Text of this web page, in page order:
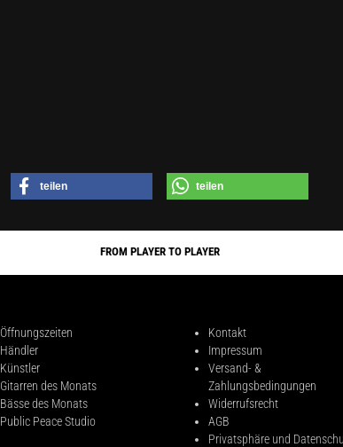
teilen teilen
FROM PLAYER TO PLAYER
Öffnungszeiten
Händler
Künstler
Gitarren des Monats
Bässe des Monats
Public Peace Studio
Kontakt
Impressum
Versand- &
Zahlungsbedingungen
Widerrufsrecht
AGB
Privatsphäre und